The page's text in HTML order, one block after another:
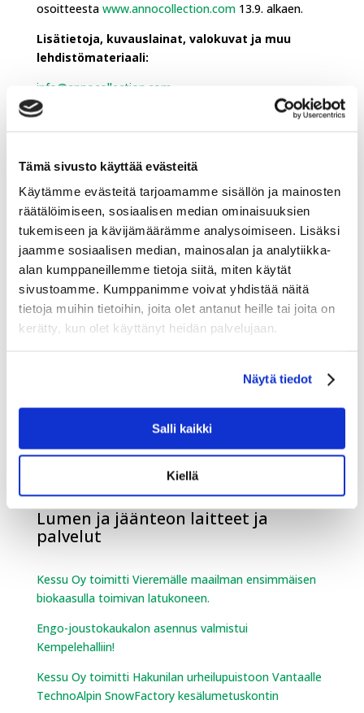
Tämä sivusto käyttää evästeitä
Käytämme evästeitä tarjoamamme sisällön ja mainosten
räätälöimiseen, sosiaalisen median ominaisuuksien
tukemiseen ja kävijämäärämme analysoimiseen. Lisäksi
jaamme sosiaalisen median, mainosalan ja analytiikka-
alan kumppaneillemme tietoja siitä, miten käytät
sivustoamme. Kumppanimme voivat yhdistää näitä
tietoja muihin tietoihin, joita olet antanut heille tai joita on
kerätty, kun olet käyttänyt heidän palvelujaan.
Näytä tiedot
Salli kaikki
Kiellä
osoitteesta www.annocollection.com13.9. alkaen.
Lisätietoja, kuvauslainat, valokuvat ja muu
lehdistömateriaali:
info@annocollection.com
Agritek Oy Strautmannin maahantuojaksi 1.5.2026
alkaen
Agritek jatkaa investointeja jälleenmyyjäverkostoonsa
– Agritek vähemmistöosakkaaksi Koskitraktori Oy:hyn
Case IH palaa Agritekin valikoimaan
Vapaa-ajan laitteet
Sumeko on mukana Vene 26 Båt -messuilla
Sumeko mukana Offroad Expossa
Romain Febvre motocrossin maailmanmestariksi –
suomalaisosaaminen mukana menestyksessä
Lumen ja jäänteon laitteet ja
palvelut
Kessu Oy toimitti Vieremälle maailman ensimmäisen
biokaasulla toimivan latukoneen.
Engo-joustokaukalon asennus valmistui
Kempelehalliin!
Kessu Oy toimitti Hakunilan urheilupuistoon Vantaalle
TechnoAlpin SnowFactory kesälumetuskontin